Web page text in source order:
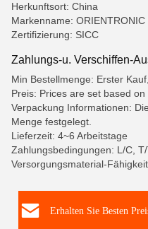
Herkunftsort: China
Markenname: ORIENTRONIC
Zertifizierung: SICC
Zahlungs-u. Verschiffen-
Min Bestellmenge: Erster
Preis: Prices are set based on
Verpackung Informationen:
Menge festgelegt.
Lieferzeit: 4~6 Arbeitstage
Zahlungsbedingungen: L/C,
Versorgungsmaterial-
Erhalten Sie Besten